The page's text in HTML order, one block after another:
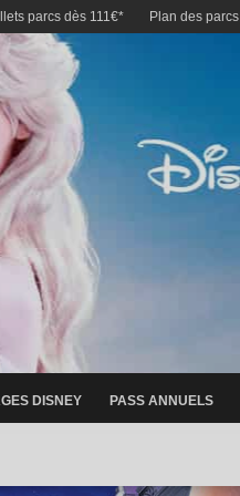
parcs dès 111€* Plan des parcs
DISNEY PASS ANNUELS